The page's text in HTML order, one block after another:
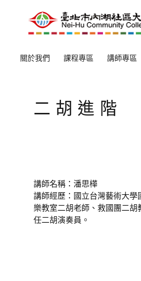
關於我們 課程專區 講師專區
二胡進階
講師名稱：潘思樺
講師經歷：國立台灣藝術大學
樂教室二胡老師、救國團二
任二胡演奏員。